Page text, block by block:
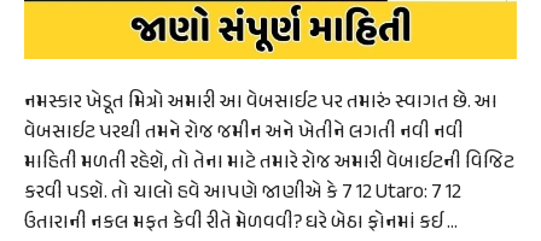
નમસ્કાર ખેડૂત મિત્રો અમારી આ વેબસાઈટ પર તમારું સ્વાગત છે. આ
વેબસાઈટ પરથી તમને રોજ જમીન અને ખેતીને લગતી નવી નવી
માહિતી મળતી રહેશે, તો તેના માટે તમારે રોજ અમારી વેબાઈટની વિજિટ
કરવી પડશે. તો ચાલો હવે આપણે જાણીએ કે 7 12 Utaro: 7 12
ઉતારાની નકલ મફત કેવી રીતે મેળવવી? ઘરે બેઠા ફોનમાં કઈ …